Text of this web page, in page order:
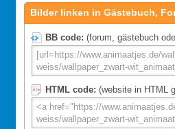
Bilder linken in Gästebuch,
BB code: (forum, gästebuch
HTML code: (website in HTML